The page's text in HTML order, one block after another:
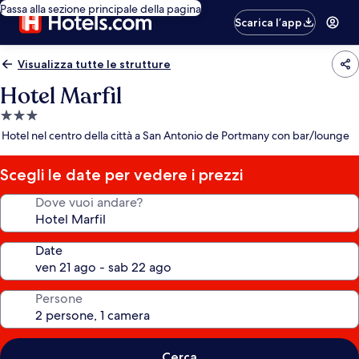
Passa alla sezione principale della pagina
Scarica l’app
Visualizza tutte le strutture
Hotel Marfil
Struttura
a
stelle
Hotel nel centro della città a San Antonio de Portmany con bar/lounge
Scegli le date per vedere i prezzi
Dove vuoi andare?
Date
Persone